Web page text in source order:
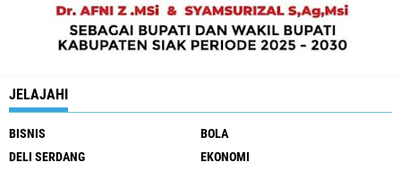
JELAJAHI
BISNIS
BOLA
DELI SERDANG
EKONOMI